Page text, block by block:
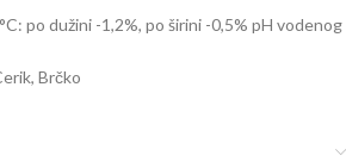
po dužini -1,2%, po širini -0,5% pH vodenog
Brčko